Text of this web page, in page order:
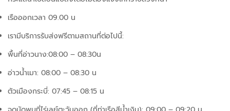
เรือออกเวลา 09.00 น
เรามีบริการรับส่งฟรีตามสถานที่ต่อไปนี้:
พื้นที่อ่าวนาง:08:00 – 08:30น
อ่าวน้ำเมา: 08:00 – 08:30 น
ตัวเมืองกระบี่: 07:45 – 08:15 น